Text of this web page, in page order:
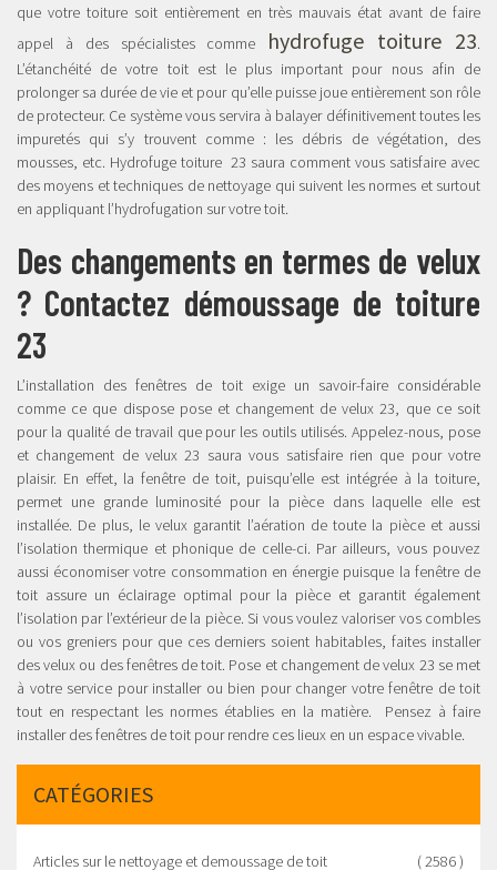
que votre toiture soit entièrement en très mauvais état avant de faire
appel à des spécialistes comme hydrofuge toiture 23.
L’étanchéité de votre toit est le plus important pour nous afin de
prolonger sa durée de vie et pour qu’elle puisse joue entièrement son rôle
de protecteur. Ce système vous servira à balayer définitivement toutes les
impuretés qui s’y trouvent comme : les débris de végétation, des
mousses, etc. Hydrofuge toiture 23 saura comment vous satisfaire avec
des moyens et techniques de nettoyage qui suivent les normes et surtout
en appliquant l’hydrofugation sur votre toit.
Des changements en termes de velux
? Contactez démoussage de toiture
23
L’installation des fenêtres de toit exige un savoir-faire considérable
comme ce que dispose pose et changement de velux 23, que ce soit
pour la qualité de travail que pour les outils utilisés. Appelez-nous, pose
et changement de velux 23 saura vous satisfaire rien que pour votre
plaisir. En effet, la fenêtre de toit, puisqu’elle est intégrée à la toiture,
permet une grande luminosité pour la pièce dans laquelle elle est
installée. De plus, le velux garantit l’aération de toute la pièce et aussi
l’isolation thermique et phonique de celle-ci. Par ailleurs, vous pouvez
aussi économiser votre consommation en énergie puisque la fenêtre de
toit assure un éclairage optimal pour la pièce et garantit également
l’isolation par l’extérieur de la pièce. Si vous voulez valoriser vos combles
ou vos greniers pour que ces derniers soient habitables, faites installer
des velux ou des fenêtres de toit. Pose et changement de velux 23 se met
à votre service pour installer ou bien pour changer votre fenêtre de toit
tout en respectant les normes établies en la matière. Pensez à faire
installer des fenêtres de toit pour rendre ces lieux en un espace vivable.
CATÉGORIES
Articles sur le nettoyage et demoussage de toit ( 2586 )